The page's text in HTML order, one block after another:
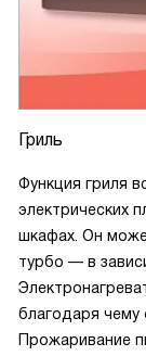
Гриль
Функция гриля
электрических
шкафах. Он
турбо — в
благодаря чему
Прожаривание